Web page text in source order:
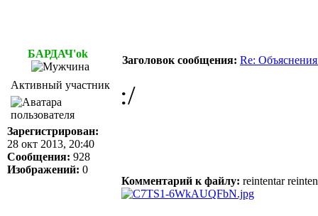
БАРДАЧ'ok
Заголовок сообщения: Re:
Активный участник
Зарегистрирован:
28 окт 2013, 20:40
Сообщения: 928
Изображений: 0
:/
Комментарий к файлу: reintentar